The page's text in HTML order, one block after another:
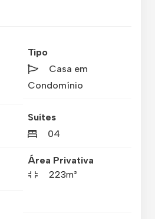
Tipo
Casa em
Condomínio
Suítes
04
Área Privativa
223m²